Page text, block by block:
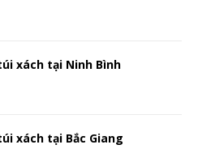
xách tại Ninh Bình
xách tại Bắc Giang